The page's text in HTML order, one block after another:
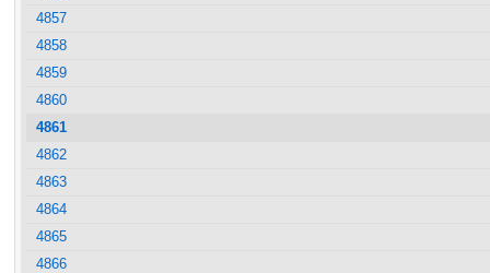
4857
4858
4859
4860
4861
4862
4863
4864
4865
4866